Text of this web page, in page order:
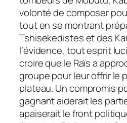
volonté de composer
tout en se montrant
Tshisekedistes et des
l’évidence, tout esprit
croire que le Raïs a
groupe pour leur offrir le
plateau. Un compromis
gagnant aiderait les
apaiserait le front